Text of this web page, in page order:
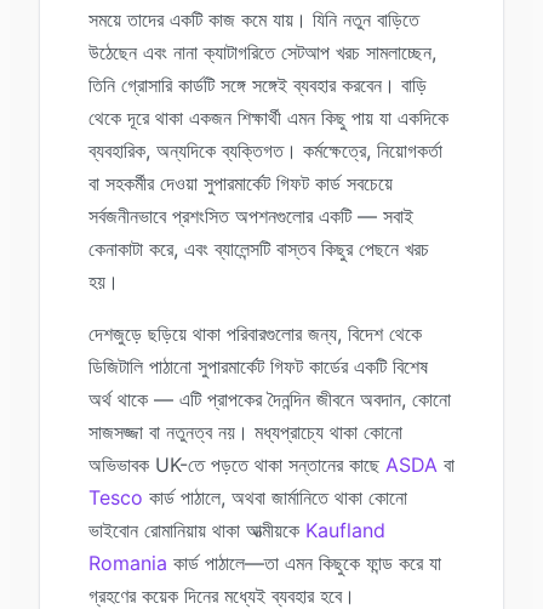
সময়ে তাদের একটি কাজ কমে যায়। যিনি নতুন বাড়িতে
উঠেছেন এবং নানা ক্যাটাগরিতে সেটআপ খরচ সামলাচ্ছেন,
তিনি গ্রোসারি কার্ডটি সঙ্গে সঙ্গেই ব্যবহার করবেন। বাড়ি
থেকে দূরে থাকা একজন শিক্ষার্থী এমন কিছু পায় যা একদিকে
ব্যবহারিক, অন্যদিকে ব্যক্তিগত। কর্মক্ষেত্রে, নিয়োগকর্তা
বা সহকর্মীর দেওয়া সুপারমার্কেট গিফট কার্ড সবচেয়ে
সর্বজনীনভাবে প্রশংসিত অপশনগুলোর একটি — সবাই
কেনাকাটা করে, এবং ব্যালেন্সটি বাস্তব কিছুর পেছনে খরচ
হয়।
দেশজুড়ে ছড়িয়ে থাকা পরিবারগুলোর জন্য, বিদেশ থেকে
ডিজিটালি পাঠানো সুপারমার্কেট গিফট কার্ডের একটি বিশেষ
অর্থ থাকে — এটি প্রাপকের দৈনন্দিন জীবনে অবদান, কোনো
সাজসজ্জা বা নতুনত্ব নয়। মধ্যপ্রাচ্যে থাকা কোনো
অভিভাবক UK-তে পড়তে থাকা সন্তানের কাছে ASDA বা
Tesco কার্ড পাঠালে, অথবা জার্মানিতে থাকা কোনো
ভাইবোন রোমানিয়ায় থাকা আত্মীয়কে Kaufland
Romania কার্ড পাঠালে—তা এমন কিছুকে ফান্ড করে যা
গ্রহণের কয়েক দিনের মধ্যেই ব্যবহার হবে।